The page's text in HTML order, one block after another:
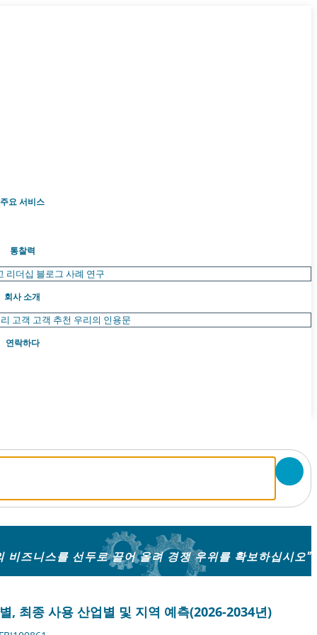
주요 서비스
통찰력
리더십 블로그 사례 연구
회사 소개
고객 고객 추천 우리의 인용문
연락하다
비즈니스를 선두로 끌어 올려 경쟁 우위를 확보하십시오"
, 최종 사용 산업별 및 지역 예측(2026-2034년)